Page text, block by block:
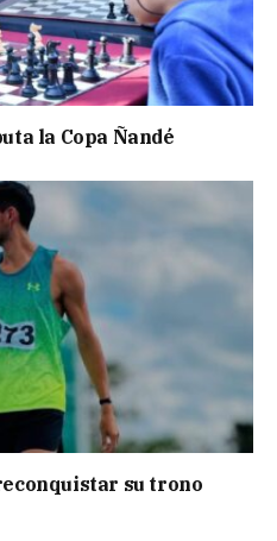
la Copa Ñandé
su trono